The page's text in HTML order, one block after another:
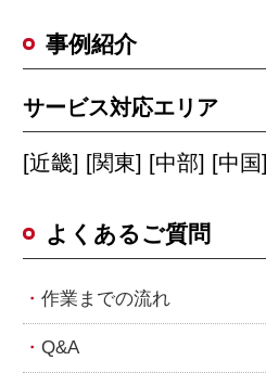
事例紹介
サービス対応エリア
[近畿] [関東] [中部] [中
よくあるご質問
作業までの流れ
Q&A